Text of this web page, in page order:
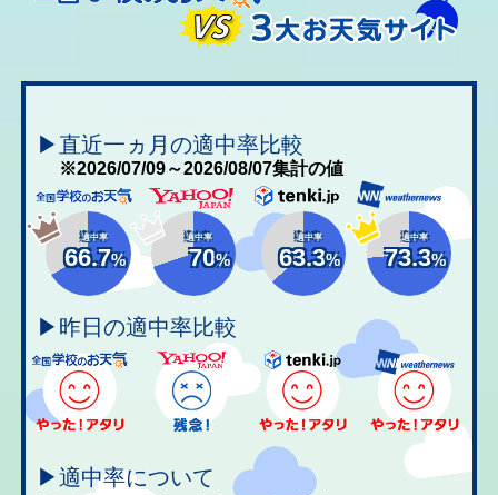
▶直近一ヵ月の適中率比較
※2026/07/09～2026/08/07集計の値
適中率
66.7%
適中率
70%
適中率
63.3%
適中率
73.3%
▶昨日の適中率比較
▶適中率について